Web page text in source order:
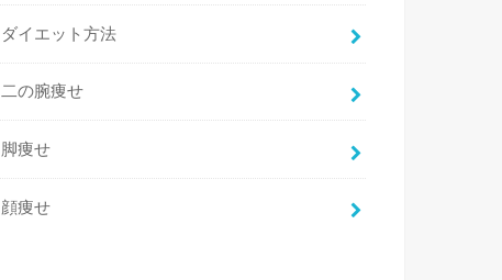
ダイエット方法
二の腕痩せ
脚痩せ
顔痩せ